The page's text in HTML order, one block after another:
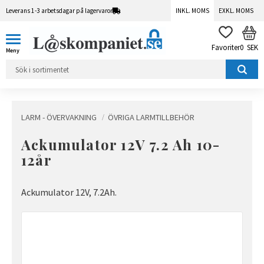
Leverans 1-3 arbetsdagar på lagervaror INKL. MOMS EXKL. MOMS
FAVORITER
0 SEK
LARM - ÖVERVAKNING ÖVRIGA LARMTILLBEHÖR
Ackumulator 12V 7.2 Ah 10-
12år
Ackumulator 12V, 7.2Ah.